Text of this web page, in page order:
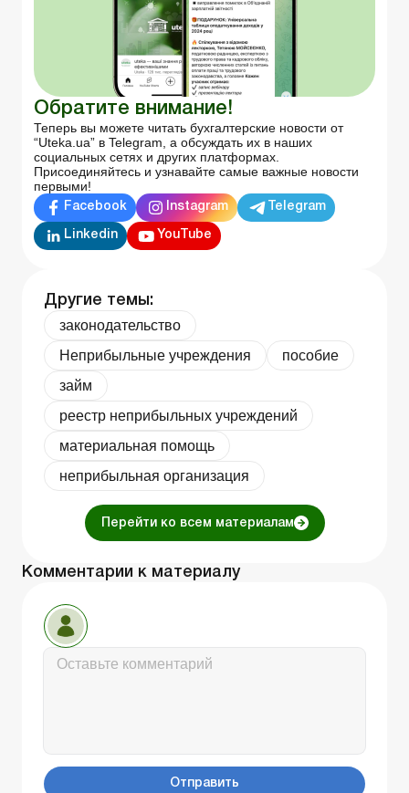
Обратите внимание!
Теперь вы можете читать бухгалтерские новости от
“Uteka.ua” в Telegram, а обсуждать их в наших
социальных сетях и других платформах.
Присоединяйтесь и узнавайте самые важные новости
первыми!
Facebook Instagram Telegram
Linkedin YouTube
Другие темы:
законодательство
Неприбыльные учреждения
пособие
займ
реестр неприбыльных учреждений
материальная помощь
неприбыльная организация
Перейти ко всем материалам
Комментарии к материалу
Отправить